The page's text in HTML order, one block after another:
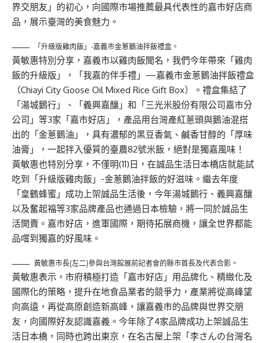
界交朋友」的初心，向國際市場推薦最具代表性的嘉市好店商
品，展示臺灣的美食魅力。
「升級版雞肉飯」-嘉義市金蔥鵝油拌飯禮盒。
黃敏惠特別分享，嘉義市以雞肉飯聞名，我們今年帶來「雞肉
飯的升級版」，「我嘉的伴手禮」—嘉義市金蔥鵝油拌飯禮盒
（Chiayi City Goose Oil Mixed Rice Gift Box）。禮盒集結了
「湯城鵝行」、「義興嘉釀」和「三光米股份有限公司嘉市分
公司」等3家「嘉市好店」，產品用台灣產紅蔥頭與鵝油混搭
出的「金蔥鵝油」，具有濃郁的黑豆香氣、鹹香甘醇的「厚味
油膏」，一起拌入優質的臺農82號米飯，絕對是獨嘉風味！
黃敏惠也特別分享，不僅明(11)日，在誠品生活日本橋店就能試
吃到「升級版雞肉飯」-金蔥鵝油拌飯的好滋味。繼去年度
「皇鶴蜂蜜」成功上架誠品生活後，今年湯城鵝行、義興嘉釀
以及奮起福等3家品牌產品也通過日本檢驗，將一同於誠品生
活開賣。嘉市好店，進軍國際，期待拓展商機，讓全世界都能
品嚐到獨嘉的好風味。
黃敏惠市長(左二)參與台灣館展前記者會的縣市首長及代表合影。
黃敏惠表示，市府積極打造「嘉市好店」用品牌化、精緻化及
國際化的策略，提升在地食品業者的競爭力，產業將從高峰望
向高遠，再從高原創造新高峰，讓嘉義市的品牌與世界交朋
友，向國際好友認識嘉義。今年除了4家品牌成功上架誠品生
活日本橋，同時也跨出東京，在名古屋上架「李さんの台灣名